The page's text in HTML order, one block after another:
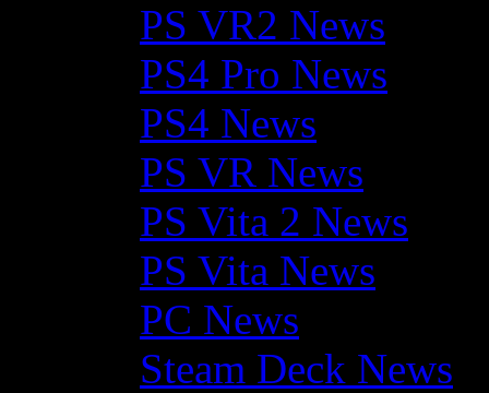
PS VR2 News
PS4 Pro News
PS4 News
PS VR News
PS Vita 2 News
PS Vita News
PC News
Steam Deck News